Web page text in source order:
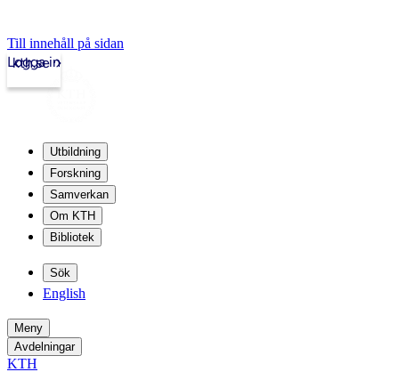
Till innehåll på sidan
kth.se
Logga in
Utbildning
Forskning
Samverkan
Om KTH
Bibliotek
Sök
English
Meny
Avdelningar
KTH